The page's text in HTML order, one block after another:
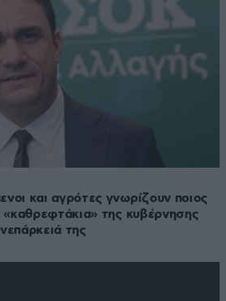
και αγρότες γνωρίζουν ποιος
«καθρεφτάκια» της κυβέρνησης
της